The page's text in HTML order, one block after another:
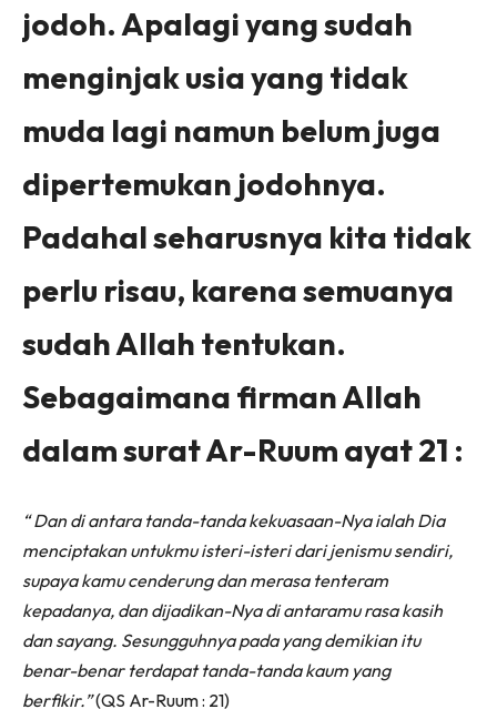
jodoh. Apalagi yang sudah
menginjak usia yang tidak
muda lagi namun belum juga
dipertemukan jodohnya.
Padahal seharusnya kita tidak
perlu risau, karena semuanya
sudah Allah tentukan.
Sebagaimana firman Allah
dalam surat Ar-Ruum ayat 21 :
“ Dan di antara tanda-tanda kekuasaan-Nya ialah Dia
menciptakan untukmu isteri-isteri dari jenismu sendiri,
supaya kamu cenderung dan merasa tenteram
kepadanya, dan dijadikan-Nya di antaramu rasa kasih
dan sayang. Sesungguhnya pada yang demikian itu
benar-benar terdapat tanda-tanda kaum yang
berfikir.”(QS Ar-Ruum : 21)